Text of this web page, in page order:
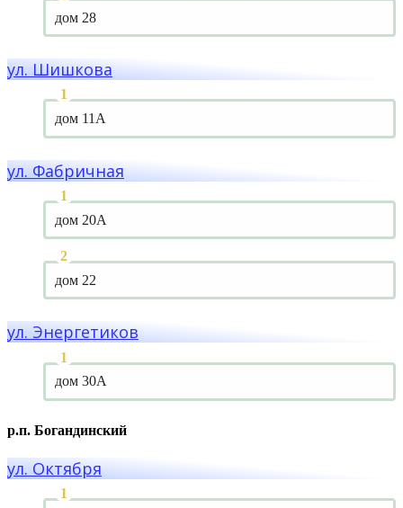
дом 28
ул. Шишкова
дом 11А
ул. Фабричная
дом 20А
дом 22
ул. Энергетиков
дом 30А
р.п. Богандинский
ул. Октября